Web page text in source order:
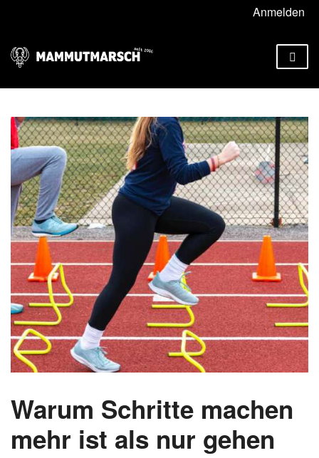
Anmelden
Warum Schritte machen
mehr ist als nur gehen